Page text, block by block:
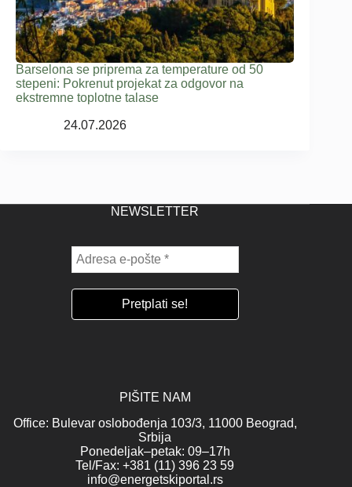
Barselona se priprema za temperature od 50
stepeni: Pokrenut projekat za odgovor na
ekstremne toplotne talase
24.07.2026
NEWSLETTER
PIŠITE NAM
Office: Bulevar oslobođenja 103/3, 11000 Beograd,
Srbija
Ponedeljak–petak: 09–17h
Tel/Fax: +381 (11) 396 23 59
info@energetskiportal.rs